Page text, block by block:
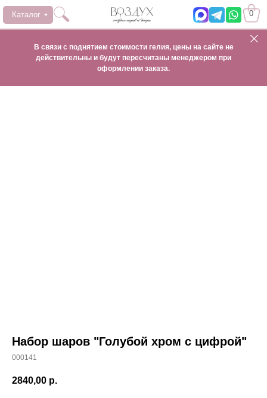
0
Каталог
В связи с поднятием стоимости гелия, цены на сайте не
действительны и будут пересчитаны менеджером при
оформлении заказа.
Набор шаров "Голубой хром с цифрой"
000141
2840,00 р.